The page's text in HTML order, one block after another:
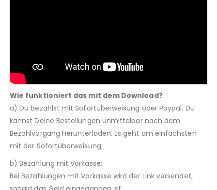
Wie funktioniert das mit dem Download?
a) Du bezahlst mit Sofortüberweisung oder Paypal. Du
kannst Deine Bestellungen unmittelbar nach dem
Bezahlvorgang herunterladen. Es geht am einfachsten
mit der Sofortüberweisung.
b) Bezahlung mit Vorkasse:
Bei Bezahlungen mit Vorkasse wird der Link versendet,